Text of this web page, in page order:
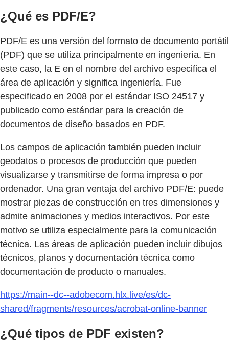
¿Qué es PDF/E?
PDF/E es una versión del formato de documento portátil
(PDF) que se utiliza principalmente en ingeniería. En
este caso, la E en el nombre del archivo especifica el
área de aplicación y significa ingeniería. Fue
especificado en 2008 por el estándar ISO 24517 y
publicado como estándar para la creación de
documentos de diseño basados en PDF.
Los campos de aplicación también pueden incluir
geodatos o procesos de producción que pueden
visualizarse y transmitirse de forma impresa o por
ordenador. Una gran ventaja del archivo PDF/E: puede
mostrar piezas de construcción en tres dimensiones y
admite animaciones y medios interactivos. Por este
motivo se utiliza especialmente para la comunicación
técnica. Las áreas de aplicación pueden incluir dibujos
técnicos, planos y documentación técnica como
documentación de producto o manuales.
https://main--dc--adobecom.hlx.live/es/dc-
shared/fragments/resources/acrobat-online-banner
¿Qué tipos de PDF existen?